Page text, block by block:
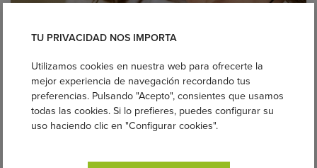
TU PRIVACIDAD NOS IMPORTA
Utilizamos cookies en nuestra web para ofrecerte la
mejor experiencia de navegación recordando tus
preferencias. Pulsando "Acepto", consientes que usamos
todas las cookies. Si lo prefieres, puedes configurar su
uso haciendo clic en "Configurar cookies".